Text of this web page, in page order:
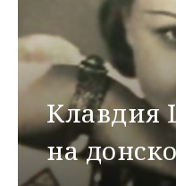
Клавдия
на